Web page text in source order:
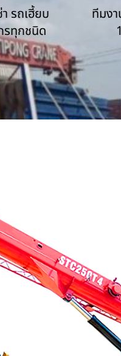
รถเฮี้ยบ
รทุกชนิด
ทีมง